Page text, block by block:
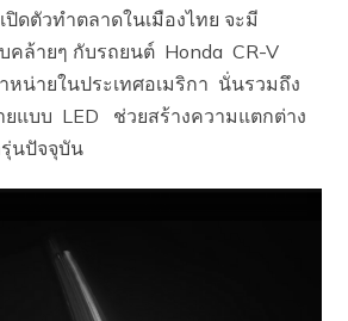
ดตัวทำตลาดในเมืองไทย จะมี
คล้ายๆ กับรถยนต์ Honda CR-V
หน่ายในประเทศอเมริกา นั่นรวมถึง
แบบ LED ช่วยสร้างความแตกต่าง
นปัจจุบัน